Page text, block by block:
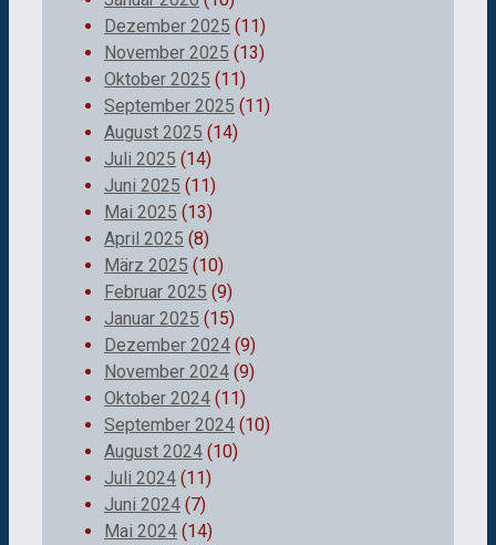
Dezember 2025 (11)
November 2025 (13)
Oktober 2025 (11)
September 2025 (11)
August 2025 (14)
Juli 2025 (14)
Juni 2025 (11)
Mai 2025 (13)
April 2025 (8)
März 2025 (10)
Februar 2025 (9)
Januar 2025 (15)
Dezember 2024 (9)
November 2024 (9)
Oktober 2024 (11)
September 2024 (10)
August 2024 (10)
Juli 2024 (11)
Juni 2024 (7)
Mai 2024 (14)